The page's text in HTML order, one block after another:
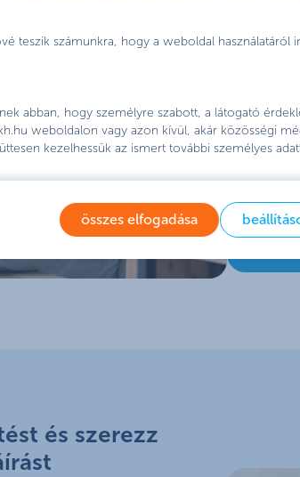
teszik számunkra, hogy a weboldal használatáról
abban, hogy személyre szabott, a látogató
weboldalon vagy azon kívül, akár közösségi
kezelhessük az ismert további személyes
összes elfogadása
ezzel
és szerezz